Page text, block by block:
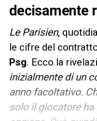
decisamente
Le Parisien,
le cifre del
Psg. Ecco la
inizialmente di un
anno facoltativo.
solo il giocatore